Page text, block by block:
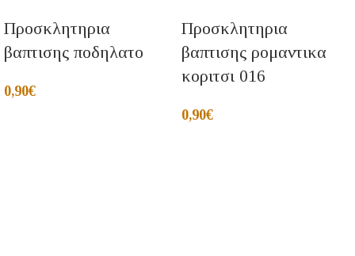
Προσκλητηρια
βαπτισης ποδηλατο
0,90€
Προσκλητηρια
βαπτισης ρομαντικα
κοριτσι 016
0,90€